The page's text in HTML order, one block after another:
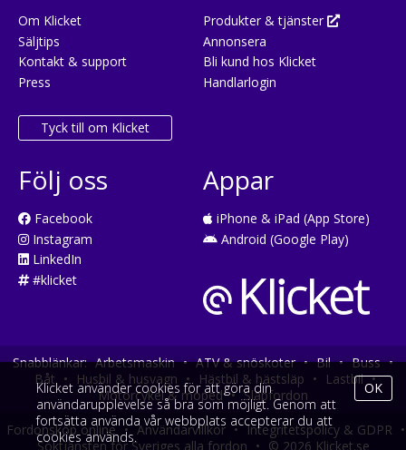
Om Klicket
Säljtips
Kontakt & support
Press
Tyck till om Klicket
Produkter & tjänster
Annonsera
Bli kund hos Klicket
Handlarlogin
Följ oss
Facebook
Instagram
LinkedIn
#klicket
Appar
iPhone & iPad (App Store)
Android (Google Play)
Snabblänkar: Arbetsmaskin • ATV & snöskoter • Bil • Buss •
Båt • Husbil & husvagn • Hästbil & hästsläp • Lastbil •
Motorcykel & moped • Släpfordon
Fordonsköp online • Användarvillkor • Integritetspolicy & GDPR •
Söktjänsten för Sveriges alla fordon • © 2026 Klicket.se
Klicket använder cookies för att göra din
användarupplevelse så bra som möjligt. Genom att
fortsätta använda vår webbplats accepterar du att
cookies används.
OK